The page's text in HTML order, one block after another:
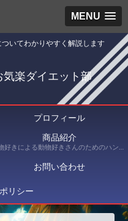
MENU
いてわかりやすく解説します
楽ダイエット部
プロフィール
商品紹介
動物好きによる動物好きさんのためのハンドメイドショップ Crafty Moments（クラフティ・モーメンツ） にて出品している商品を紹介
お問い合わせ
リシー